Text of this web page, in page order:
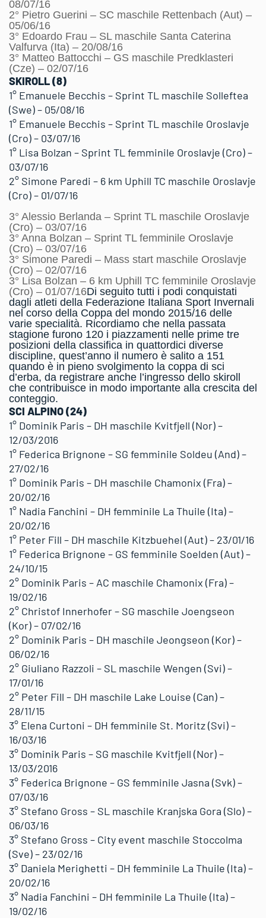
08/07/16
2° Pietro Guerini – SC maschile Rettenbach (Aut) –
05/06/16
3° Edoardo Frau – SL maschile Santa Caterina
Valfurva (Ita) – 20/08/16
3° Matteo Battocchi – GS maschile Predklasteri
(Cze) – 02/07/16
SKIROLL (8)
1° Emanuele Becchis – Sprint TL maschile Solleftea
(Swe) – 05/08/16
1° Emanuele Becchis – Sprint TL maschile Oroslavje
(Cro) – 03/07/16
1° Lisa Bolzan – Sprint TL femminile Oroslavje (Cro) –
03/07/16
2° Simone Paredi – 6 km Uphill TC maschile Oroslavje
(Cro) – 01/07/16
3° Alessio Berlanda – Sprint TL maschile Oroslavje
(Cro) – 03/07/16
3° Anna Bolzan – Sprint TL femminile Oroslavje
(Cro) – 03/07/16
3° Simone Paredi – Mass start maschile Oroslavje
(Cro) – 02/07/16
3° Lisa Bolzan – 6 km Uphill TC femminile Oroslavje
(Cro) – 01/07/16Di seguito tutti i podi conquistati
dagli atleti della Federazione Italiana Sport Invernali
nel corso della Coppa del mondo 2015/16 delle
varie specialità. Ricordiamo che nella passata
stagione furono 120 i piazzamenti nelle prime tre
posizioni della classifica in quattordici diverse
discipline, quest’anno il numero è salito a 151
quando è in pieno svolgimento la coppa di sci
d’erba, da registrare anche l’ingresso dello skiroll
che contribuisce in modo importante alla crescita del
conteggio.
SCI ALPINO (24)
1° Dominik Paris – DH maschile Kvitfjell (Nor) –
12/03/2016
1° Federica Brignone – SG femminile Soldeu (And) –
27/02/16
1° Dominik Paris – DH maschile Chamonix (Fra) –
20/02/16
1° Nadia Fanchini – DH femminile La Thuile (Ita) –
20/02/16
1° Peter Fill – DH maschile Kitzbuehel (Aut) – 23/01/16
1° Federica Brignone – GS femminile Soelden (Aut) –
24/10/15
2° Dominik Paris – AC maschile Chamonix (Fra) –
19/02/16
2° Christof Innerhofer – SG maschile Joengseon
(Kor) – 07/02/16
2° Dominik Paris – DH maschile Jeongseon (Kor) –
06/02/16
2° Giuliano Razzoli – SL maschile Wengen (Svi) –
17/01/16
2° Peter Fill – DH maschile Lake Louise (Can) –
28/11/15
3° Elena Curtoni – DH femminile St. Moritz (Svi) –
16/03/16
3° Dominik Paris – SG maschile Kvitfjell (Nor) –
13/03/2016
3° Federica Brignone – GS femminile Jasna (Svk) –
07/03/16
3° Stefano Gross – SL maschile Kranjska Gora (Slo) –
06/03/16
3° Stefano Gross – City event maschile Stoccolma
(Sve) – 23/02/16
3° Daniela Merighetti – DH femminile La Thuile (Ita) –
20/02/16
3° Nadia Fanchini – DH femminile La Thuile (Ita) –
19/02/16